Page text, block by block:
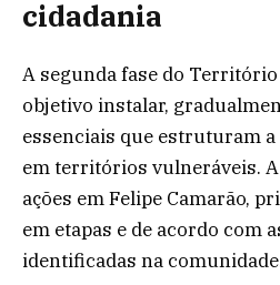
cidadania
A segunda fase do
objetivo instalar,
essenciais que estruturam a
em territórios vulneráveis. A
ações em Felipe Camarão,
em etapas e de acordo com
identificadas na